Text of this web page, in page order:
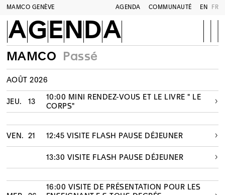
MAMCO GENÈVE AGENDA COMMUNAUTÉ EN FR
AGENDA
MAMCO Passé
AOÛT 2026
JEU. 13
10:00 MINI RENDEZ-VOUS ET LE LIVRE " LE
CORPS"
VEN. 21 12:45 VISITE FLASH PAUSE DÉJEUNER
13:30 VISITE FLASH PAUSE DÉJEUNER
16:00 VISITE DE PRÉSENTATION POUR LES